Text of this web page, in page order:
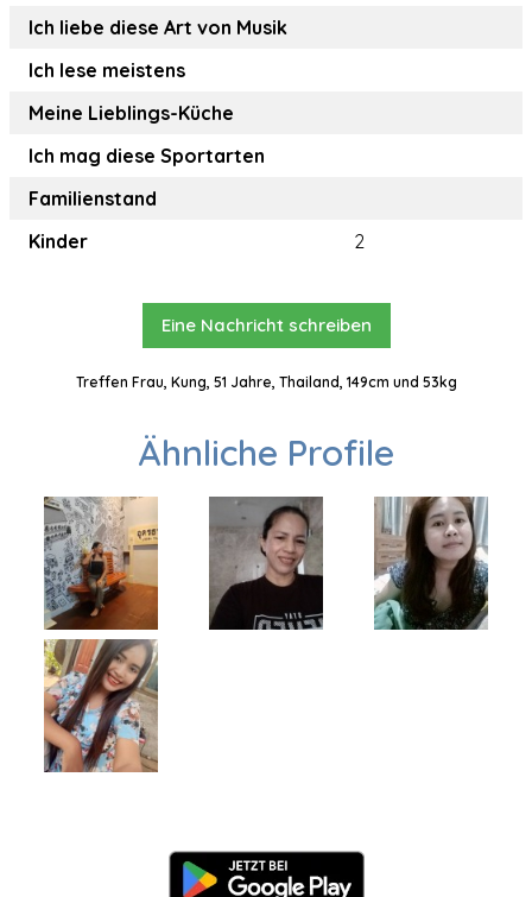
Ich liebe diese Art von Musik
Ich lese meistens
Meine Lieblings-Küche
Ich mag diese Sportarten
Familienstand
Kinder
2
Eine Nachricht schreiben
Treffen Frau, Kung, 51 Jahre, Thailand, 149cm und 53kg
Ähnliche Profile